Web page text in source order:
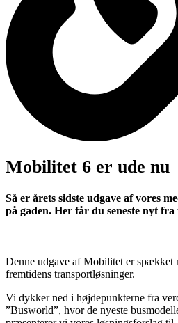
Mobilitet 6 er ude nu
Så er årets sidste udgave af vores
på gaden. Her får du seneste nyt
Denne udgave af Mobilitet er spækket
fremtidens transportløsninger.
Vi dykker ned i højdepunkterne fra
”Busworld”, hvor de nyeste